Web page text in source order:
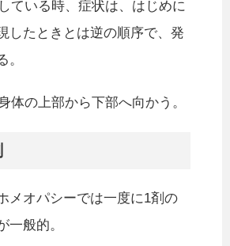
ている時、症状は、はじめに
したときとは逆の順序で、発
。
体の上部から下部へ向かう。
メオパシーでは一度に1剤の
一般的。